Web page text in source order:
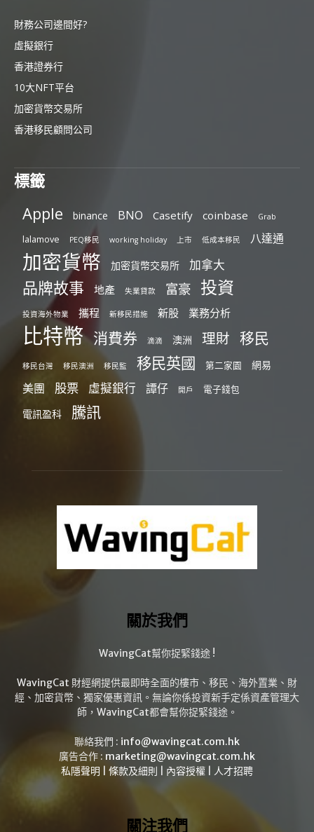
財務公司邊間好?
虛擬銀行
香港證券行
10大NFT平台
加密貨幣交易所
香港移民顧問公司
標籤
Apple binance BNO Casetify coinbase Grab
lalamove PEQ移民 working holiday 上市 低成本移民 八達通
加密貨幣 加密貨幣交易所 加拿大
品牌故事 地產 失業貸款 富豪 投資
投資海外物業 攜程 新移民措施 新股 業務分析
比特幣 消費券 滴滴 澳洲 理財 移民
移民台灣 移民澳洲 移民監 移民英國 第二家園 網易
美團 股票 虛擬銀行 譚仔 開戶 電子錢包
電訊盈科 騰訊
關於我們
WavingCat幫你捉緊錢途 !
WavingCat 財經網提供最即時全面的樓市、移民、海外置業、財
經、加密貨幣、獨家優惠資訊。無論你係投資新手定係資產管理大
師，WavingCat都會幫你捉緊錢途。
聯絡我們 : info@wavingcat.com.hk
廣告合作 : marketing@wavingcat.com.hk
私隱聲明
條款及細則 內容授權 人才招聘
關注我們